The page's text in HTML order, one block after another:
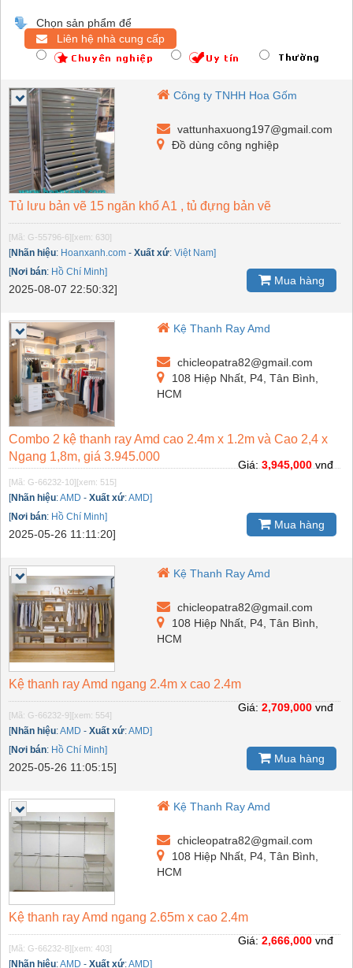
Chọn sản phẩm để
Liên hệ nhà cung cấp
Công ty TNHH Hoa Gốm
vattunhaxuong197@gmail.com
Đồ dùng công nghiệp
Tủ lưu bản vẽ 15 ngăn khổ A1 , tủ đựng bản vẽ
[Mã: G-55796-6] [xem: 630]
[Nhãn hiệu: Hoanxanh.com - Xuất xứ: Việt Nam]
[Nơi bán: Hồ Chí Minh]
2025-08-07 22:50:32]
Mua hàng
Kệ Thanh Ray Amd
chicleopatra82@gmail.com
108 Hiệp Nhất, P4, Tân Bình,
HCM
Combo 2 kệ thanh ray Amd cao 2.4m x 1.2m và Cao 2,4 x
Ngang 1,8m, giá 3.945.000
[Mã: G-66232-10] [xem: 515]
[Nhãn hiệu:AMD - Xuất xứ:AMD]
[Nơi bán: Hồ Chí Minh]
2025-05-26 11:11:20]
Giá:3,945,000vnđ
Mua hàng
Kệ Thanh Ray Amd
chicleopatra82@gmail.com
108 Hiệp Nhất, P4, Tân Bình,
HCM
Kệ thanh ray Amd ngang 2.4m x cao 2.4m
[Mã: G-66232-9] [xem: 554]
[Nhãn hiệu:AMD - Xuất xứ:AMD]
[Nơi bán: Hồ Chí Minh]
2025-05-26 11:05:15]
Giá: 2,709,000 vnđ
Mua hàng
Kệ Thanh Ray Amd
chicleopatra82@gmail.com
108 Hiệp Nhất, P4, Tân Bình,
HCM
Kệ thanh ray Amd ngang 2.65m x cao 2.4m
[Mã: G-66232-8] [xem: 403]
[Nhãn hiệu:AMD - Xuất xứ:AMD]
Giá: 2,666,000 vnđ